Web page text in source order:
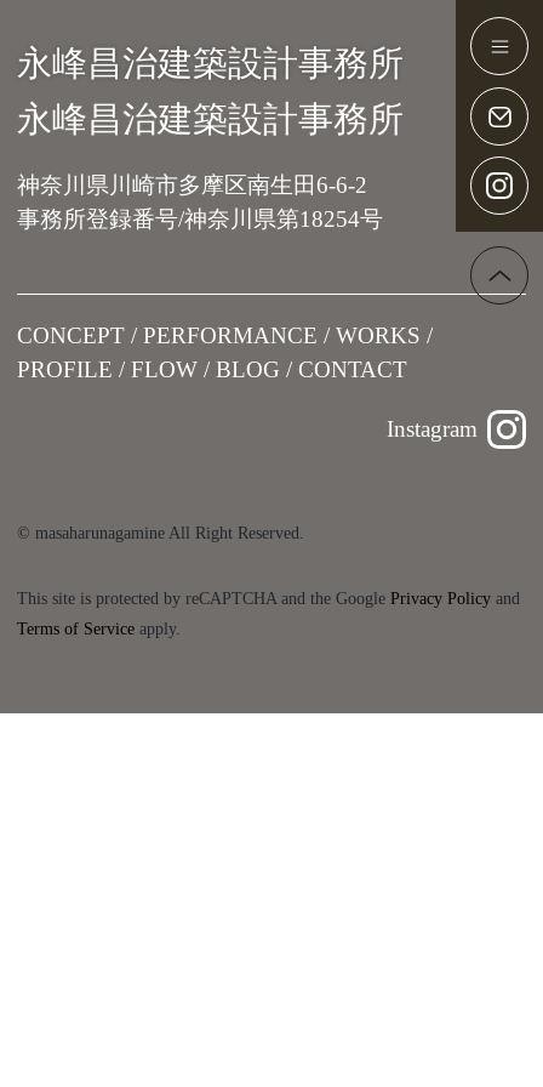
Main Navigation
永峰昌治建築設計事務所
永峰昌治建築設計事務所
神奈川県川崎市多摩区南生田6-6-2
事務所登録番号/神奈川県第18254号
CONCEPT PERFORMANCE
WORKS
PROFILE
FLOW BLOG CONTACT
Instagram
© masaharunagamine All Right Reserved.
This site is protected by reCAPTCHA and the GooglePrivacy Policy and
Terms of Service apply.